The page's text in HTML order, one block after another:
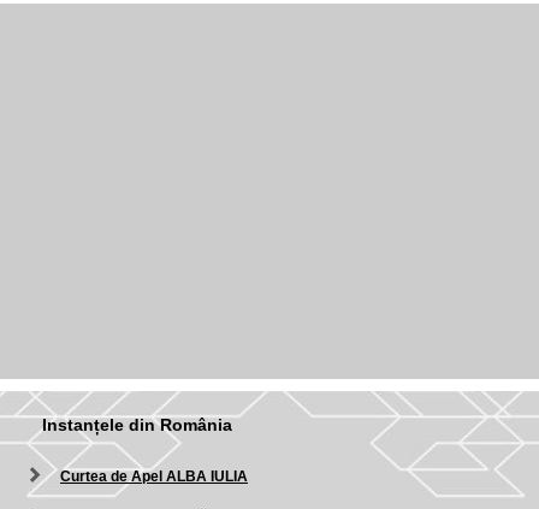
Instanțele din România
Curtea de Apel ALBA IULIA